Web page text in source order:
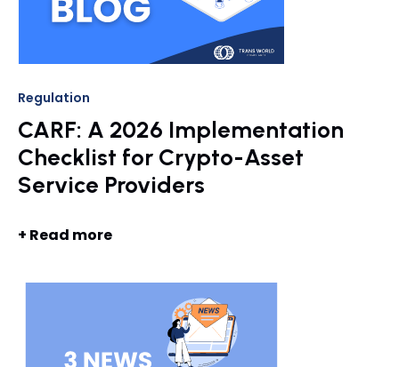
Regulation
CARF: A 2026 Implementation
Checklist for Crypto-Asset
Service Providers
+ Read more